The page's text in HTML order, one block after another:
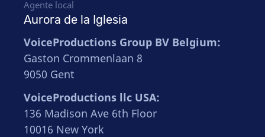
Agente local
Aurora de la Iglesia
VoiceProductions Group BV Belgium:
Gaston Crommenlaan 8
9050 Gent
VoiceProductions llc USA:
136 Madison Ave 6th Floor
10016 New York